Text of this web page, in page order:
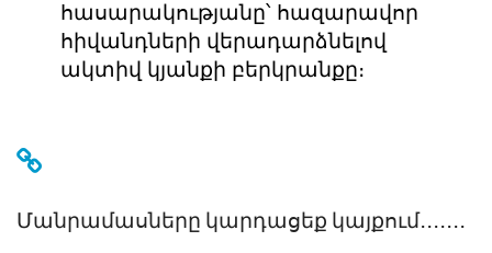
հասարակությանը՝ հազարավոր
հիվանդների վերադարձնելով
ակտիվ կյանքի բերկրանքը։
Մանրամասները կարդացեք կայքում․․․․․․․